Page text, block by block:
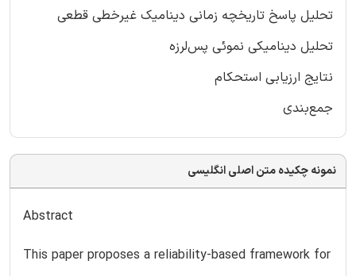
تحلیل پاسخ تاریخچه زمانی دینامیک غیرخطی قطعی
تحلیل دینامیکی نموئی پس‌لرزه
نتایج ارزیابی استحکام
جمع‌بندی‌
نمونه چکیده متن اصلی انگلیسی
Abstract
This paper proposes a reliability-based framework for